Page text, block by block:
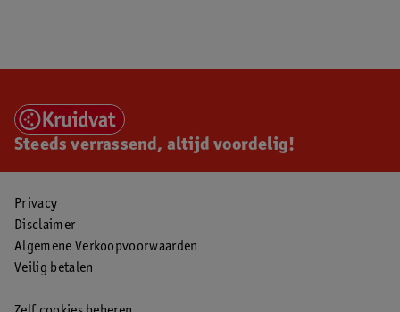
Steeds verrassend, altijd voordelig!
Privacy
Disclaimer
Algemene Verkoopvoorwaarden
Veilig betalen